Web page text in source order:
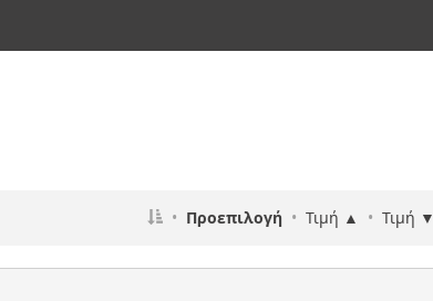
• Προεπιλογή • Τιμή ▲ • Τιμή ▼